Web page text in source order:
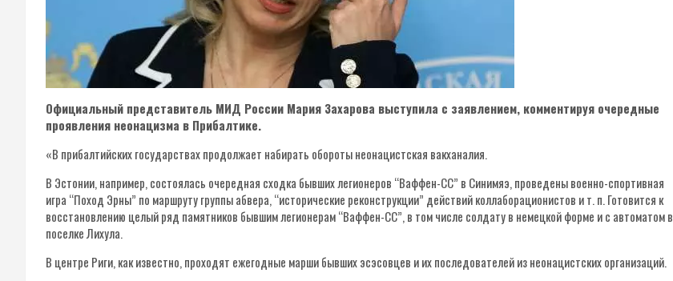
Официальный представитель МИД России Мария Захарова выступила с заявлением, комментируя очередные
проявления неонацизма в Прибалтике.
«В прибалтийских государствах продолжает набирать обороты неонацистская вакханалия.
В Эстонии, например, состоялась очередная сходка бывших легионеров “Ваффен-СС” в Синимяэ, проведены военно-спортивная
игра “Поход Эрны” по маршруту группы абвера, “исторические реконструкции” действий коллаборационистов и т. п. Готовится к
восстановлению целый ряд памятников бывшим легионерам “Ваффен-СС”, в том числе солдату в немецкой форме и с автоматом в
поселке Лихула.
В центре Риги, как известно, проходят ежегодные марши бывших эсэсовцев и их последователей из неонацистских организаций.